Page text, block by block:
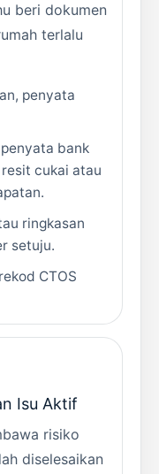
beri dokumen
terlalu
penyata
bank
resit cukai atau
ringkasan
setuju.
CTOS
Isu Aktif
risiko
diselesaikan